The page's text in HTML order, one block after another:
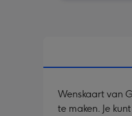
Wenskaart van
te maken. Je